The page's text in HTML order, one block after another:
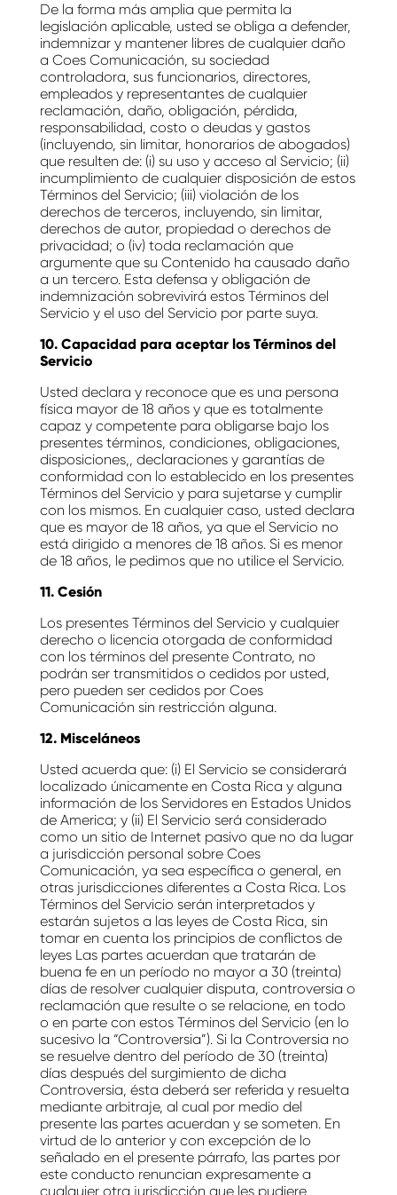
De la forma más amplia que permita la
legislación aplicable, usted se obliga a defender,
indemnizar y mantener libres de cualquier daño
a Coes Comunicación, su sociedad
controladora, sus funcionarios, directores,
empleados y representantes de cualquier
reclamación, daño, obligación, pérdida,
responsabilidad, costo o deudas y gastos
(incluyendo, sin limitar, honorarios de abogados)
que resulten de: (i) su uso y acceso al Servicio; (ii)
incumplimiento de cualquier disposición de estos
Términos del Servicio; (iii) violación de los
derechos de terceros, incluyendo, sin limitar,
derechos de autor, propiedad o derechos de
privacidad; o (iv) toda reclamación que
argumente que su Contenido ha causado daño
a un tercero. Esta defensa y obligación de
indemnización sobrevivirá estos Términos del
Servicio y el uso del Servicio por parte suya.
10. Capacidad para aceptar los Términos del
Servicio
Usted declara y reconoce que es una persona
física mayor de 18 años y que es totalmente
capaz y competente para obligarse bajo los
presentes términos, condiciones, obligaciones,
disposiciones,, declaraciones y garantías de
conformidad con lo establecido en los presentes
Términos del Servicio y para sujetarse y cumplir
con los mismos. En cualquier caso, usted declara
que es mayor de 18 años, ya que el Servicio no
está dirigido a menores de 18 años. Si es menor
de 18 años, le pedimos que no utilice el Servicio.
11. Cesión
Los presentes Términos del Servicio y cualquier
derecho o licencia otorgada de conformidad
con los términos del presente Contrato, no
podrán ser transmitidos o cedidos por usted,
pero pueden ser cedidos por Coes
Comunicación sin restricción alguna.
12. Misceláneos
Usted acuerda que: (i) El Servicio se considerará
localizado únicamente en Costa Rica y alguna
información de los Servidores en Estados Unidos
de America; y (ii) El Servicio será considerado
como un sitio de Internet pasivo que no da lugar
a jurisdicción personal sobre Coes
Comunicación, ya sea específica o general, en
otras jurisdicciones diferentes a Costa Rica. Los
Términos del Servicio serán interpretados y
estarán sujetos a las leyes de Costa Rica, sin
tomar en cuenta los principios de conflictos de
leyes Las partes acuerdan que tratarán de
buena fe en un período no mayor a 30 (treinta)
días de resolver cualquier disputa, controversia o
reclamación que resulte o se relacione, en todo
o en parte con estos Términos del Servicio (en lo
sucesivo la “Controversia”). Si la Controversia no
se resuelve dentro del período de 30 (treinta)
días después del surgimiento de dicha
Controversia, ésta deberá ser referida y resuelta
mediante arbitraje, al cual por medio del
presente las partes acuerdan y se someten. En
virtud de lo anterior y con excepción de lo
señalado en el presente párrafo, las partes por
este conducto renuncian expresamente a
cualquier otra jurisdicción que les pudiere